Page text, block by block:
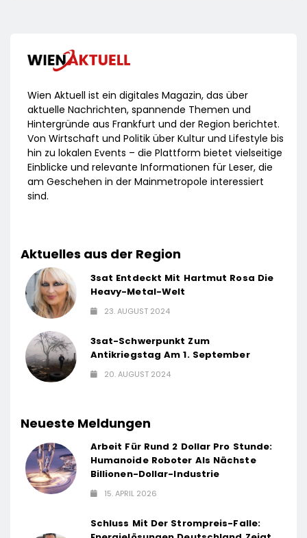
Wien Aktuell ist ein digitales Magazin, das über
aktuelle Nachrichten, spannende Themen und
Hintergründe aus Frankfurt und der Region berichtet.
Von Wirtschaft und Politik über Kultur und Lifestyle bis
hin zu lokalen Events – die Plattform bietet vielseitige
Einblicke und relevante Informationen für Leser, die
am Geschehen in der Mainmetropole interessiert
sind.
Aktuelles aus der Region
3sat Entdeckt Mit Hartmut Rosa Die
Heavy-Metal-Welt
23. AUGUST 2024
3sat-Schwerpunkt Zum
Antikriegstag Am 1. September
20. AUGUST 2024
Neueste Meldungen
Arbeit Für Rund 2 Dollar Pro Stunde:
Humanoide Roboter Als Nächste
Billionen-Dollar-Industrie
15. APRIL 2026
Schluss Mit Der Strompreis-Falle: